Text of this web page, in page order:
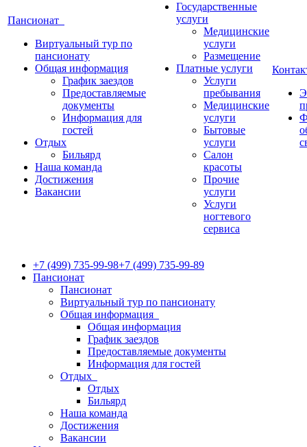
Пансионат
Виртуальный тур по
пансионату
Общая информация
График заездов
Предоставляемые
документы
Информация для
гостей
Отдых
Бильярд
Наша команда
Достижения
Вакансии
Государственные
услуги
Медицинские
услуги
Размещение
Платные услуги
Услуги
пребывания
Медицинские
услуги
Бытовые
услуги
Салон
красоты
Прочие
услуги
Услуги
ногтевого
сервиса
+7 (499) 735-99-98+7 (499) 735-99-89
Пансионат
Пансионат
Виртуальный тур по пансионату
Общая информация
Общая информация
График заездов
Предоставляемые документы
Информация для гостей
Отдых
Отдых
Бильярд
Наша команда
Достижения
Вакансии